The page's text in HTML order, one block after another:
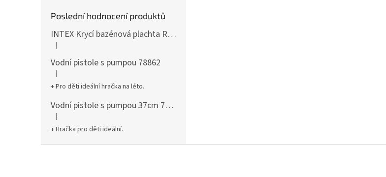
Poslední hodnocení produktů
INTEX Krycí bazénová plachta Round 305cm 28030
Hodnocení produktu je 5 z 5 hvězdiček.
|
Vodní pistole s pumpou 78862
Hodnocení produktu je 5 z 5 hvězdiček.
|
+ Pro děti ideální hračka na léto.
Vodní pistole s pumpou 37cm 78961
Hodnocení produktu je 5 z 5 hvězdiček.
|
+ Hračka pro děti ideální.